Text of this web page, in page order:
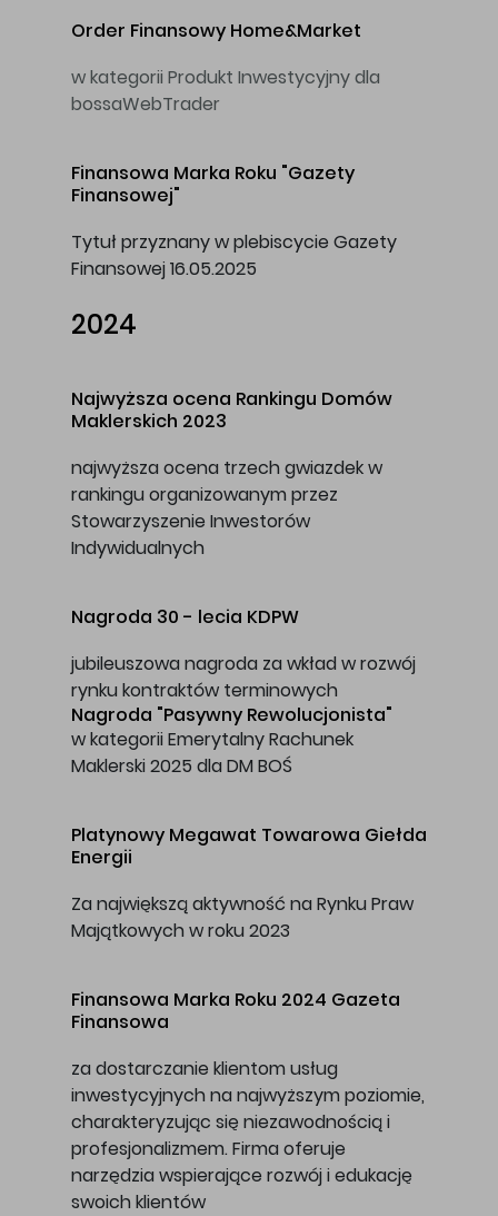
Order Finansowy Home&Market
w kategorii Produkt Inwestycyjny dla
bossaWebTrader
Finansowa Marka Roku "Gazety
Finansowej"
Tytuł przyznany w plebiscycie Gazety
Finansowej 16.05.2025
2024
Najwyższa ocena Rankingu Domów
Maklerskich 2023
najwyższa ocena trzech gwiazdek w
rankingu organizowanym przez
Stowarzyszenie Inwestorów
Indywidualnych
Nagroda 30 - lecia KDPW
jubileuszowa nagroda za wkład w rozwój
rynku kontraktów terminowych
Nagroda "Pasywny Rewolucjonista"
w kategorii Emerytalny Rachunek
Maklerski 2025 dla DM BOŚ
Platynowy Megawat Towarowa Giełda
Energii
Za największą aktywność na Rynku Praw
Majątkowych w roku 2023
Finansowa Marka Roku 2024 Gazeta
Finansowa
za dostarczanie klientom usług
inwestycyjnych na najwyższym poziomie,
charakteryzując się niezawodnością i
profesjonalizmem. Firma oferuje
narzędzia wspierające rozwój i edukację
swoich klientów